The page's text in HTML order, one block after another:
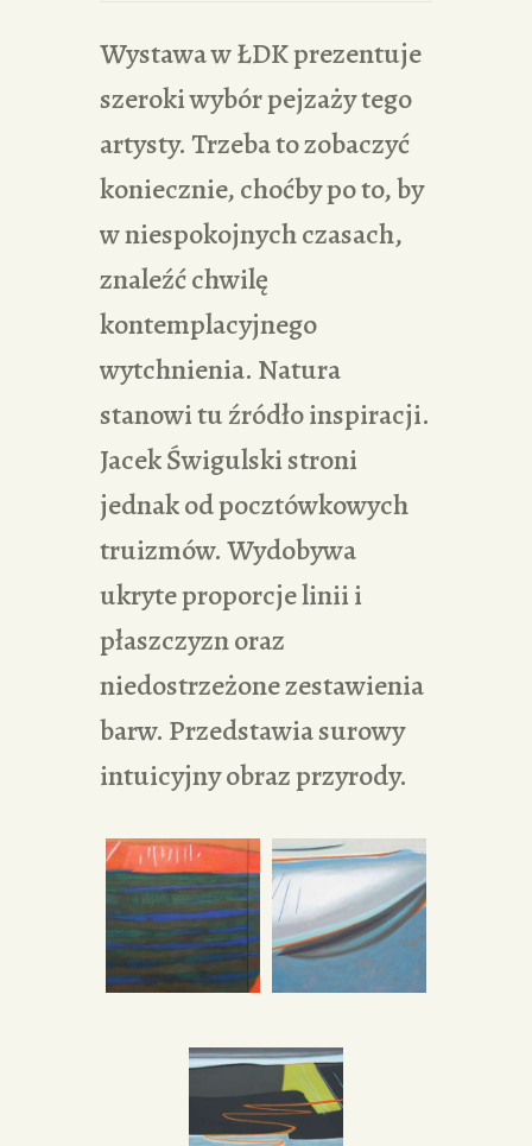
Wystawa w ŁDK prezentuje
szeroki wybór pejzaży tego
artysty. Trzeba to zobaczyć
koniecznie, choćby po to, by
w niespokojnych czasach,
znaleźć chwilę
kontemplacyjnego
wytchnienia. Natura
stanowi tu źródło inspiracji.
Jacek Świgulski stroni
jednak od pocztówkowych
truizmów. Wydobywa
ukryte proporcje linii i
płaszczyzn oraz
niedostrzeżone zestawienia
barw. Przedstawia surowy
intuicyjny obraz przyrody.